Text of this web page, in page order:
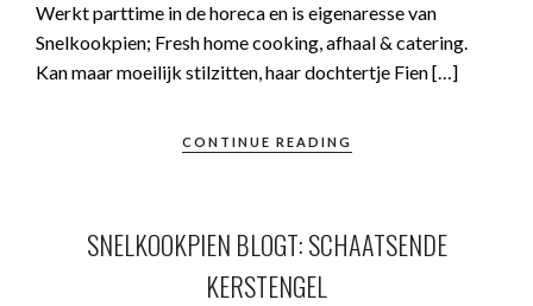
Werkt parttime in de horeca en is eigenaresse van
Snelkookpien; Fresh home cooking, afhaal & catering.
Kan maar moeilijk stilzitten, haar dochtertje Fien […]
CONTINUE READING
SNELKOOKPIEN BLOGT: SCHAATSENDE
KERSTENGEL